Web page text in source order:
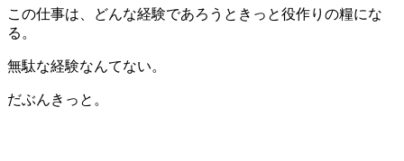
この仕事は、どんな経験であろうときっと役作りの糧にな
る。
無駄な経験なんてない。
だぶんきっと。